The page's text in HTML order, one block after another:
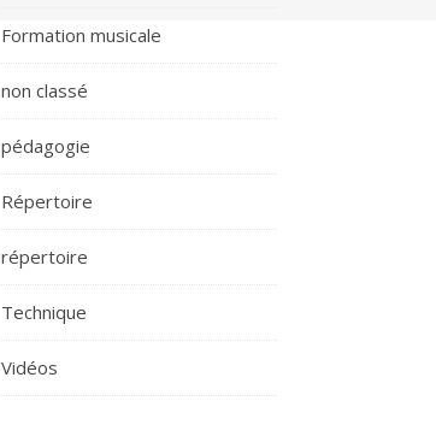
Formation musicale
non classé
pédagogie
Répertoire
répertoire
Technique
Vidéos